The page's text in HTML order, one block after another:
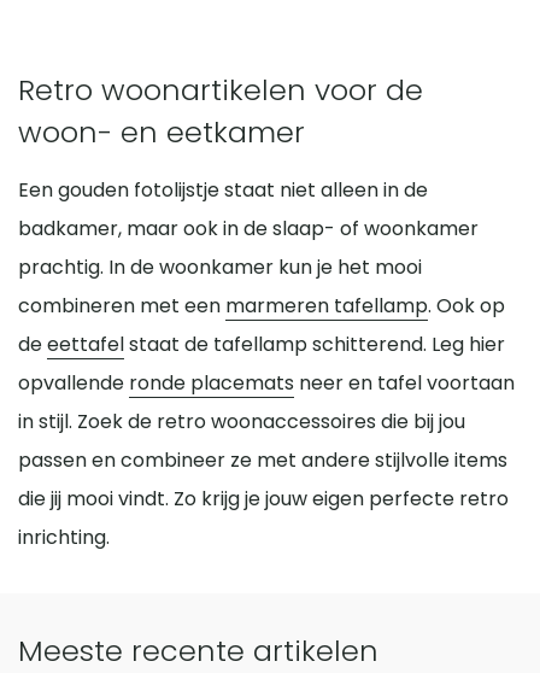
Retro woonartikelen voor de
woon- en eetkamer
Een gouden fotolijstje staat niet alleen in de
badkamer, maar ook in de slaap- of woonkamer
prachtig. In de woonkamer kun je het mooi
combineren met een marmeren tafellamp. Ook op
deeettafelstaat de tafellamp schitterend. Leg hier
opvallende ronde placemats neer en tafel voortaan
in stijl. Zoek de retro woonaccessoires die bij jou
passen en combineer ze met andere stijlvolle items
die jij mooi vindt. Zo krijg je jouw eigen perfecte retro
inrichting.
Meeste recente artikelen